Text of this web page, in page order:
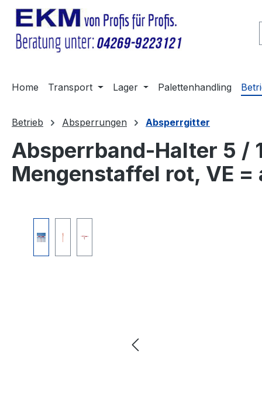
Hauptinhalt springen
Zur Suche springen
Zur Hauptnavigation springen
Home Transport Lager Palettenhandling
Betrieb Absperrungen Absperrgitter
Absperrband-Halter 5 /
Mengenstaffel rot, VE =